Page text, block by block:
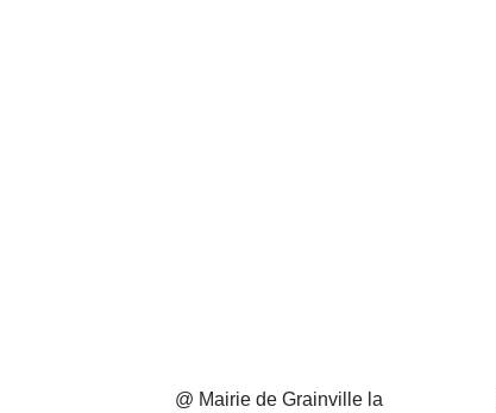
@ Mairie de Grainville la